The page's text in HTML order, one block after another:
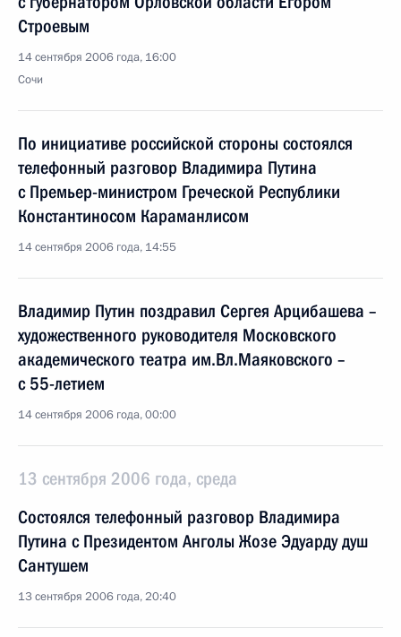
Строевым
14 сентября 2006 года, 16:00
Сочи
По инициативе российской стороны состоялся
телефонный разговор Владимира Путина
с Премьер-министром Греческой Республики
Константиносом Караманлисом
14 сентября 2006 года, 14:55
Владимир Путин поздравил Сергея Арцибашева –
художественного руководителя Московского
академического театра им.Вл.Маяковского –
с 55-летием
14 сентября 2006 года, 00:00
13 сентября 2006 года, среда
Состоялся телефонный разговор Владимира
Путина с Президентом Анголы Жозе Эдуарду душ
Сантушем
13 сентября 2006 года, 20:40